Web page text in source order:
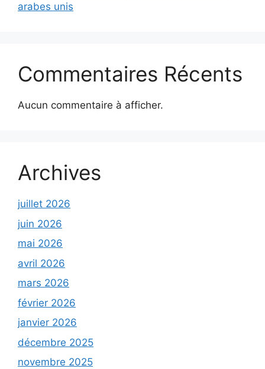
arabes unis
Commentaires Récents
Aucun commentaire à afficher.
Archives
juillet 2026
juin 2026
mai 2026
avril 2026
mars 2026
février 2026
janvier 2026
décembre 2025
novembre 2025